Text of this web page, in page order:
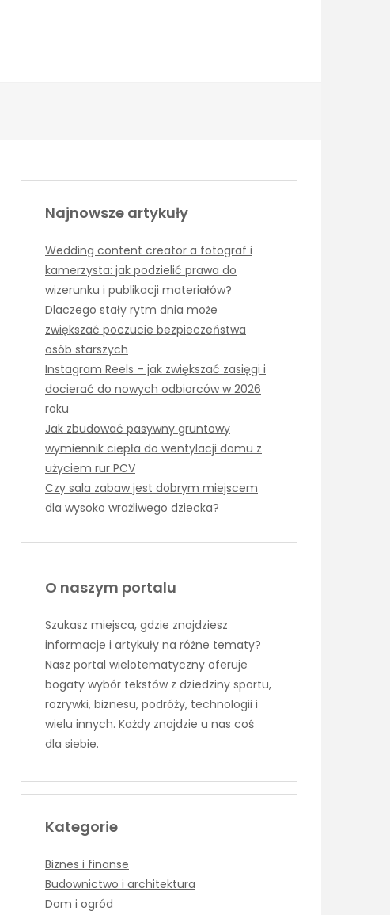
Najnowsze artykuły
Wedding content creator a fotograf i
kamerzysta: jak podzielić prawa do
wizerunku i publikacji materiałów?
Dlaczego stały rytm dnia może
zwiększać poczucie bezpieczeństwa
osób starszych
Instagram Reels – jak zwiększać zasięgi i
docierać do nowych odbiorców w 2026
roku
Jak zbudować pasywny gruntowy
wymiennik ciepła do wentylacji domu z
użyciem rur PCV
Czy sala zabaw jest dobrym miejscem
dla wysoko wrażliwego dziecka?
O naszym portalu
Szukasz miejsca, gdzie znajdziesz
informacje i artykuły na różne tematy?
Nasz portal wielotematyczny oferuje
bogaty wybór tekstów z dziedziny sportu,
rozrywki, biznesu, podróży, technologii i
wielu innych. Każdy znajdzie u nas coś
dla siebie.
Kategorie
Biznes i finanse
Budownictwo i architektura
Dom i ogród